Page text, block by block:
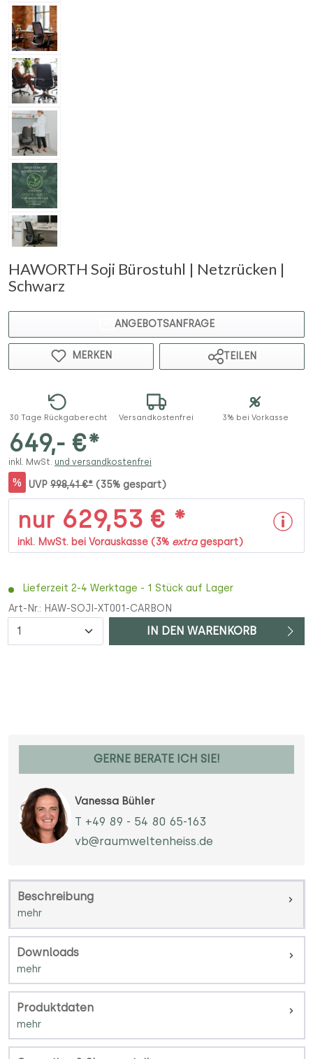
HAWORTH Soji Bürostuhl | Netzrücken |
Schwarz
ANGEBOTSANFRAGE
MERKEN TEILEN
30 Tage Rückgaberecht Versandkostenfrei 3% bei Vorkasse
649,- €*
inkl. MwSt. und versandkostenfrei
% UVP 998,41 €* (35% gespart)
nur 629,53 € *
inkl. MwSt. bei Vorauskasse (3% extragespart)
Lieferzeit 2-4 Werktage - 1 Stück auf Lager
Art-Nr.: HAW-SOJI-XT001-CARBON
Anzahl IN DEN WARENKORB
GERNE BERATE ICH SIE!
Vanessa Bühler
T +49 89 - 54 80 65-163
vb@raumweltenheiss.de
Beschreibung
Downloads
Produktdaten